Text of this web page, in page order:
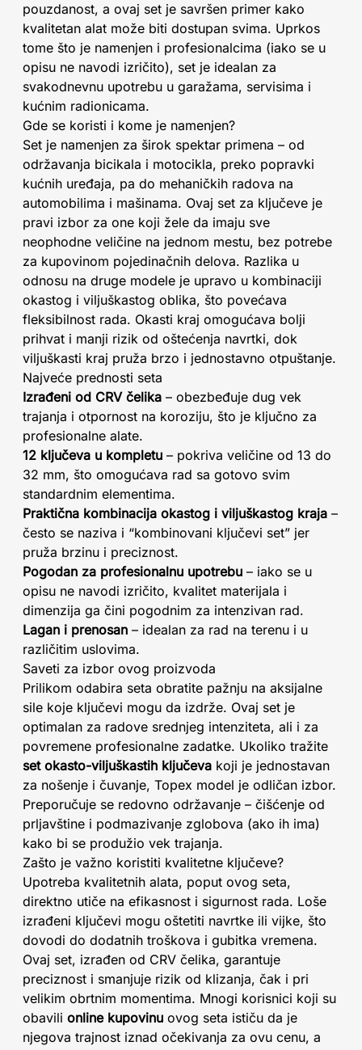
pouzdanost, a ovaj set je savršen primer kako
kvalitetan alat može biti dostupan svima. Uprkos
tome što je namenjen i profesionalcima (iako se u
opisu ne navodi izričito), set je idealan za
svakodnevnu upotrebu u garažama, servisima i
kućnim radionicama.
Gde se koristi i kome je namenjen?
Set je namenjen za širok spektar primena – od
održavanja bicikala i motocikla, preko popravki
kućnih uređaja, pa do mehaničkih radova na
automobilima i mašinama. Ovaj set za ključeve je
pravi izbor za one koji žele da imaju sve
neophodne veličine na jednom mestu, bez potrebe
za kupovinom pojedinačnih delova. Razlika u
odnosu na druge modele je upravo u kombinaciji
okastog i viljuškastog oblika, što povećava
fleksibilnost rada. Okasti kraj omogućava bolji
prihvat i manji rizik od oštećenja navrtki, dok
viljuškasti kraj pruža brzo i jednostavno otpuštanje.
Najveće prednosti seta
Izrađeni od CRV čelika – obezbeđuje dug vek
trajanja i otpornost na koroziju, što je ključno za
profesionalne alate.
12 ključeva u kompletu – pokriva veličine od 13 do
32 mm, što omogućava rad sa gotovo svim
standardnim elementima.
Praktična kombinacija okastog i viljuškastog kraja –
često se naziva i “kombinovani ključevi set” jer
pruža brzinu i preciznost.
Pogodan za profesionalnu upotrebu – iako se u
opisu ne navodi izričito, kvalitet materijala i
dimenzija ga čini pogodnim za intenzivan rad.
Lagan i prenosan – idealan za rad na terenu i u
različitim uslovima.
Saveti za izbor ovog proizvoda
Prilikom odabira seta obratite pažnju na aksijalne
sile koje ključevi mogu da izdrže. Ovaj set je
optimalan za radove srednjeg intenziteta, ali i za
povremene profesionalne zadatke. Ukoliko tražite
set okasto-viljuškastih ključeva koji je jednostavan
za nošenje i čuvanje, Topex model je odličan izbor.
Preporučuje se redovno održavanje – čišćenje od
prljavštine i podmazivanje zglobova (ako ih ima)
kako bi se produžio vek trajanja.
Zašto je važno koristiti kvalitetne ključeve?
Upotreba kvalitetnih alata, poput ovog seta,
direktno utiče na efikasnost i sigurnost rada. Loše
izrađeni ključevi mogu oštetiti navrtke ili vijke, što
dovodi do dodatnih troškova i gubitka vremena.
Ovaj set, izrađen od CRV čelika, garantuje
preciznost i smanjuje rizik od klizanja, čak i pri
velikim obrtnim momentima. Mnogi korisnici koji su
obavili online kupovinu ovog seta ističu da je
njegova trajnost iznad očekivanja za ovu cenu, a